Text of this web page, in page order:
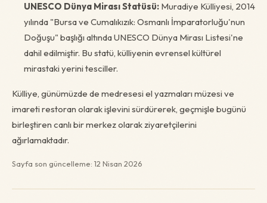
UNESCO Dünya Mirası Statüsü: Muradiye Külliyesi, 2014
yılında "Bursa ve Cumalıkızık: Osmanlı İmparatorluğu'nun
Doğuşu" başlığı altında UNESCO Dünya Mirası Listesi'ne
dahil edilmiştir. Bu statü, külliyenin evrensel kültürel
mirastaki yerini tesciller.
Külliye, günümüzde de medresesi el yazmaları müzesi ve
imareti restoran olarak işlevini sürdürerek, geçmişle bugünü
birleştiren canlı bir merkez olarak ziyaretçilerini
ağırlamaktadır.
Sayfa son güncelleme: 12 Nisan 2026